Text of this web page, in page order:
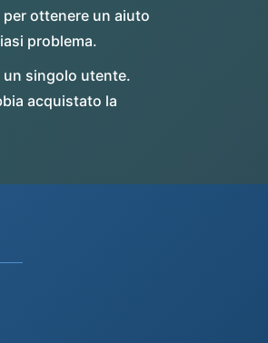
ottenere un aiuto
problema.
un singolo utente.
acquistato la